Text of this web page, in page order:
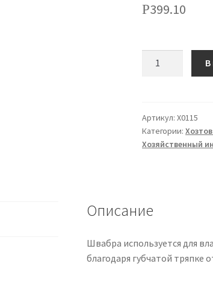
Р399.10
В
Артикул:Х0115
Категории:
Хозяйственный
Описание
Швабра используется для
благодаря губчатой тряпке